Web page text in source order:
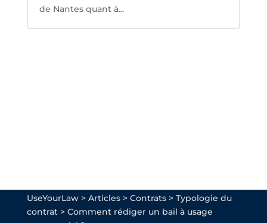
de Nantes quant à...
UseYourLaw> Articles> Contrats> Typologie du
contrat> Comment rédiger un bail à usage